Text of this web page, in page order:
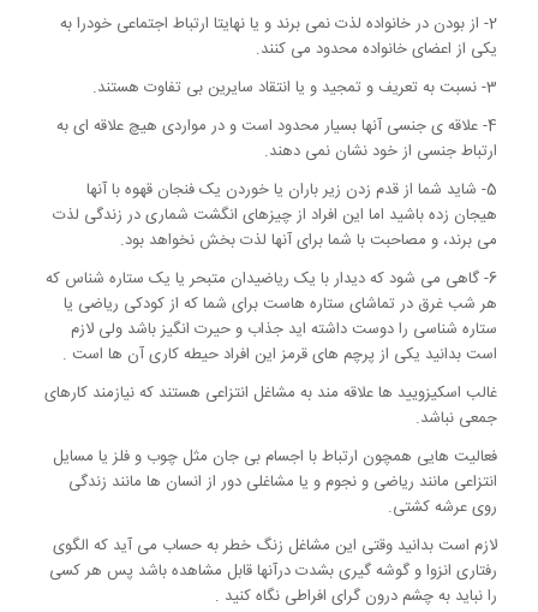
2- از بودن در خانواده لذت نمی برند و یا نهایتا ارتباط اجتماعی خودرا به
یکی از اعضای خانواده محدود می کنند.
3- نسبت به تعریف و تمجید و یا انتقاد سایرین بی تفاوت هستند.
4- علاقه ی جنسی آنها بسیار محدود است و در مواردی هیچ علاقه ای به
ارتباط جنسی از خود نشان نمی دهند.
5- شاید شما از قدم زدن زیر باران یا خوردن یک فنجان قهوه با آنها
هیجان زده باشید اما این افراد از چیزهای انگشت شماری در زندگی لذت
می برند، و مصاحبت با شما برای آنها لذت بخش نخواهد بود.
6- گاهی می شود که دیدار با یک ریاضیدان متبحر یا یک ستاره شناس که
هر شب غرق در تماشای ستاره هاست برای شما که از کودکی ریاضی یا
ستاره شناسی را دوست داشته اید جذاب و حیرت انگیز باشد ولی لازم
است بدانید یکی از پرچم های قرمز این افراد حیطه کاری آن ها است .
غالب اسکیزویید ها علاقه مند به مشاغل انتزاعی هستند که نیازمند کارهای
جمعی نباشد.
فعالیت هایی همچون ارتباط با اجسام بی جان مثل چوب و فلز یا مسایل
انتزاعی مانند ریاضی و نجوم و یا مشاغلی دور از انسان ها مانند زندگی
روی عرشه کشتی.
لازم است بدانید وقتی این مشاغل زنگ خطر به حساب می آید که الگوی
رفتاری انزوا و گوشه گیری بشدت درآنها قابل مشاهده باشد پس هر کسی
را نباید به چشم درون گرای افراطی نگاه کنید .